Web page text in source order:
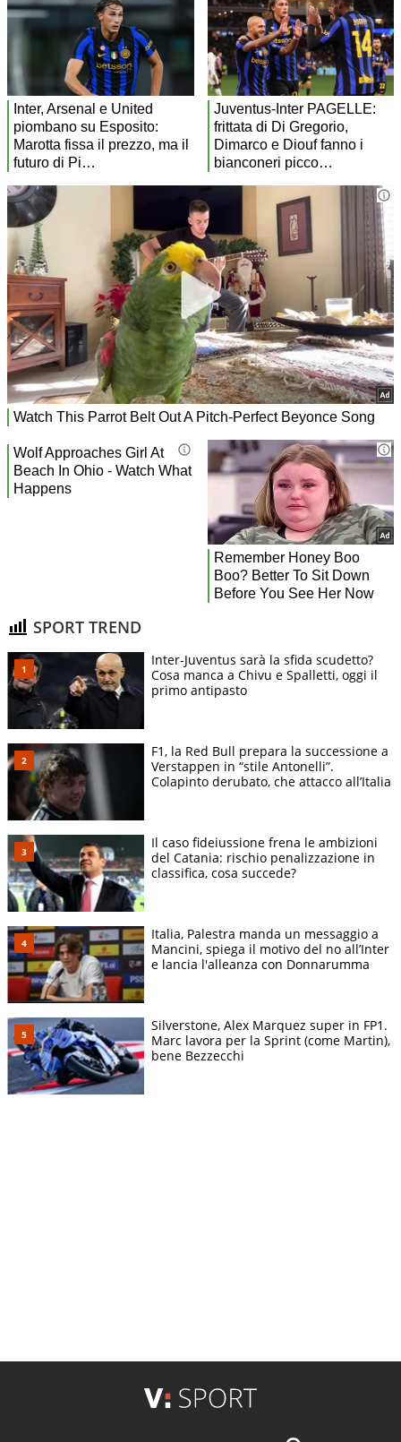
SPORT TREND
Inter-Juventus sarà la sfida scudetto?
Cosa manca a Chivu e Spalletti, oggi il
primo antipasto
F1, la Red Bull prepara la successione a
Verstappen in “stile Antonelli”.
Colapinto derubato, che attacco all’Italia
Il caso fideiussione frena le ambizioni
del Catania: rischio penalizzazione in
classifica, cosa succede?
Italia, Palestra manda un messaggio a
Mancini, spiega il motivo del no all’Inter
e lancia l'alleanza con Donnarumma
Silverstone, Alex Marquez super in FP1.
Marc lavora per la Sprint (come Martin),
bene Bezzecchi